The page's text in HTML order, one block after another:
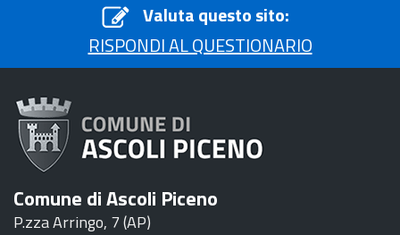
Valuta questo sito:
RISPONDI AL QUESTIONARIO
Comune di Ascoli Piceno
P.zza Arringo, 7 (AP)